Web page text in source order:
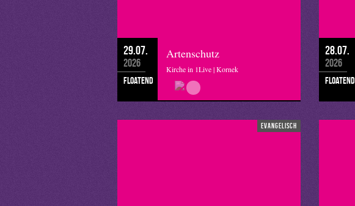
29.07.
2026
floatend
Artenschutz
Kirche in 1Live | Kornek
28.07.
2026
floatend
evangelisch